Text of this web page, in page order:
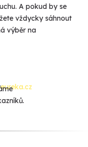
A pokud by se
vždycky sáhnout
výběr na